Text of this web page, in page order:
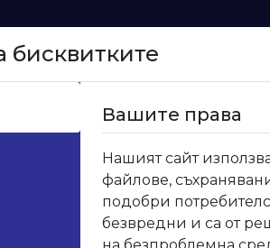
бисквитките
Вашите права
Нашият сайт
файлове,
подобри
безвредни и са от
за кухня 19.430.02 Водобранна